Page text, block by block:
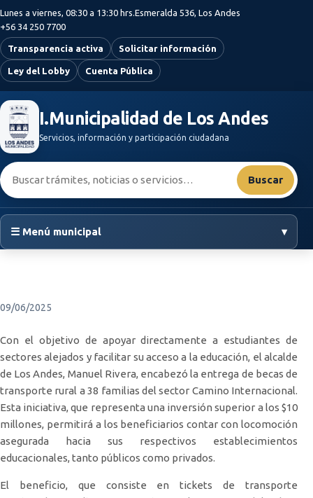
Saltar al contenido principal
Lunes a viernes, 08:30 a 13:30 hrs.Esmeralda 536, Los Andes
+56 34 250 7700
Transparencia activa Solicitar información
Ley del Lobby Cuenta Pública
I.Municipalidad de Los Andes
Servicios, información y participación ciudadana
Buscar:
Buscar
☰ Menú municipal ▾
09/06/2025
Con el objetivo de apoyar directamente a estudiantes de
sectores alejados y facilitar su acceso a la educación, el alcalde
de Los Andes, Manuel Rivera, encabezó la entrega de becas de
transporte rural a 38 familias del sector Camino Internacional.
Esta iniciativa, que representa una inversión superior a los $10
millones, permitirá a los beneficiarios contar con locomoción
asegurada hacia sus respectivos establecimientos
educacionales, tanto públicos como privados.
El beneficio, que consiste en tickets de transporte